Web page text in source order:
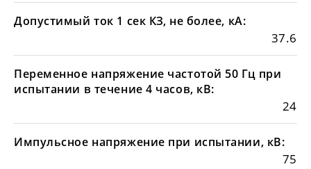
Допустимый ток 1 сек КЗ, не более, кА:
37.6
Переменное напряжение частотой 50 Гц при
испытании в течение 4 часов, кВ:
24
Импульсное напряжение при испытании, кВ:
75